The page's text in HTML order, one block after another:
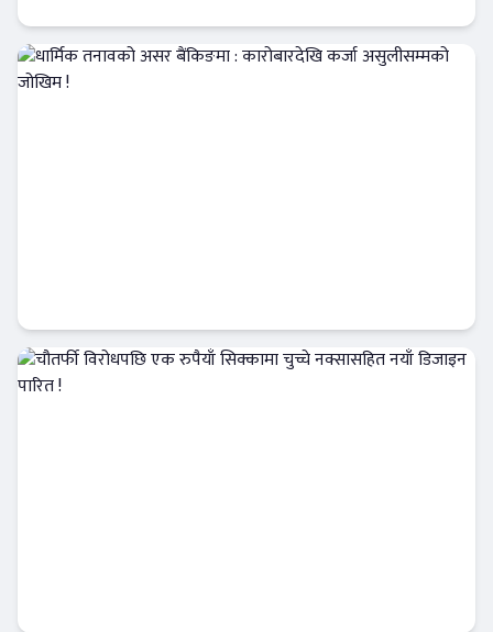
आजको विशेष
आजको विशेष